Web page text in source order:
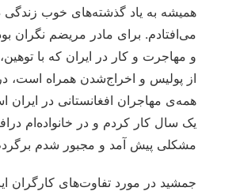
همیشه به یاد گذشته‌های خوب زندگی
می‌افتادم. برای مادر مریضم نگران
و مهاجرت و کار در ایران که با
از پولیس و اخراج‌شدن همراه است،
همه‌ی مهاجران افغانستانی در ایران
یک سال کار کردم و در خانواده‌ام
مشکلی پیش آمد و مجبور شدم
جمشید در مورد تفاوت‌های کارگران